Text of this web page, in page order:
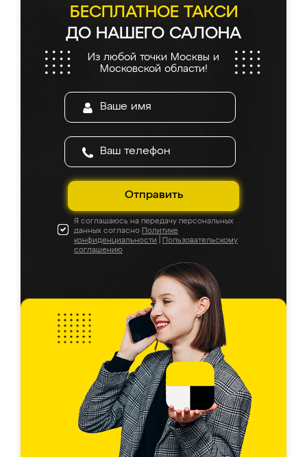
БЕСПЛАТНОЕ ТАКСИ
ДО НАШЕГО САЛОНА
Из любой точки Москвы и
Московской области!
Отправить
Я соглашаюсь на передачу персональных
данных согласно Политике
конфиденциальности
Пользовательскому
соглашению